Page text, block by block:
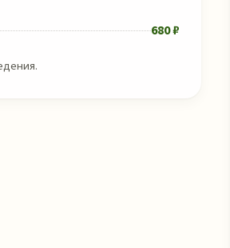
680 ₽